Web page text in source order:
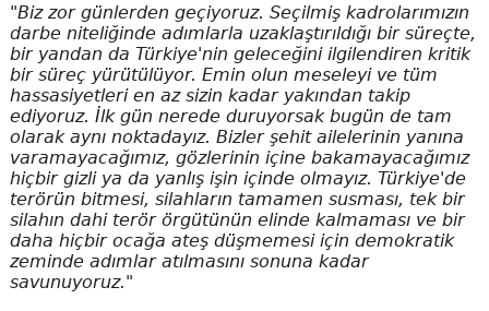
"Biz zor günlerden geçiyoruz. Seçilmiş kadrolarımızın
darbe niteliğinde adımlarla uzaklaştırıldığı bir süreçte,
bir yandan da Türkiye'nin geleceğini ilgilendiren kritik
bir süreç yürütülüyor. Emin olun meseleyi ve tüm
hassasiyetleri en az sizin kadar yakından takip
ediyoruz. İlk gün nerede duruyorsak bugün de tam
olarak aynı noktadayız. Bizler şehit ailelerinin yanına
varamayacağımız, gözlerinin içine bakamayacağımız
hiçbir gizli ya da yanlış işin içinde olmayız. Türkiye'de
terörün bitmesi, silahların tamamen susması, tek bir
silahın dahi terör örgütünün elinde kalmaması ve bir
daha hiçbir ocağa ateş düşmemesi için demokratik
zeminde adımlar atılmasını sonuna kadar
savunuyoruz."